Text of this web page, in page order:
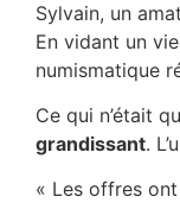
Sylvain, un
En vidant un
numismatique
Ce qui n’était
grandissant.
« Les offres